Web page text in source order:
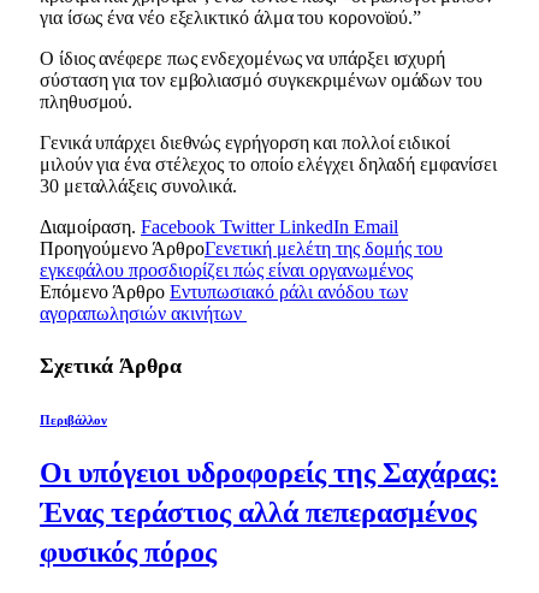
για ίσως ένα νέο εξελικτικό άλμα του κορονοϊού.”
Ο ίδιος ανέφερε πως ενδεχομένως να υπάρξει ισχυρή
σύσταση για τον εμβολιασμό συγκεκριμένων ομάδων του
πληθυσμού.
Γενικά υπάρχει διεθνώς εγρήγορση και πολλοί ειδικοί
μιλούν για ένα στέλεχος το οποίο ελέγχει δηλαδή εμφανίσει
30 μεταλλάξεις συνολικά.
Διαμοίραση. Facebook Twitter LinkedIn Email
Προηγούμενο ΆρθροΓενετική μελέτη της δομής του
εγκεφάλου προσδιορίζει πώς είναι οργανωμένος
Επόμενο Άρθρο Εντυπωσιακό ράλι ανόδου των
αγοραπωλησιών ακινήτων
Σχετικά Άρθρα
Περιβάλλον
Οι υπόγειοι υδροφορείς της Σαχάρας:
Ένας τεράστιος αλλά πεπερασμένος
φυσικός πόρος